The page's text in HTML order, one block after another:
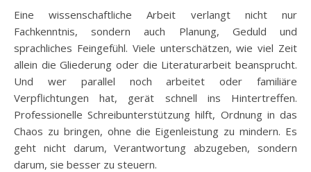
Eine wissenschaftliche Arbeit verlangt nicht nur
Fachkenntnis, sondern auch Planung, Geduld und
sprachliches Feingefühl. Viele unterschätzen, wie viel Zeit
allein die Gliederung oder die Literaturarbeit beansprucht.
Und wer parallel noch arbeitet oder familiäre
Verpflichtungen hat, gerät schnell ins Hintertreffen.
Professionelle Schreibunterstützung hilft, Ordnung in das
Chaos zu bringen, ohne die Eigenleistung zu mindern. Es
geht nicht darum, Verantwortung abzugeben, sondern
darum, sie besser zu steuern.